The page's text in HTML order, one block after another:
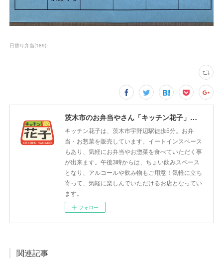
日替り弁当(189)
茨木市のお弁当やさん「キッチン花子」ちょい飲みスペース「サウス」
キッチン花子は、茨木市宇野辺駅徒歩5分。お弁
当・お惣菜を販売しています。イートインスペース
もあり、気軽にお弁当やお惣菜を食べていただく事
が出来ます。午後3時からは、ちょい飲みスペース
となり、アルコールや飲み物もご用意！気軽に立ち
寄って、気軽に楽しんでいただけるお店となってい
ます。
フォロー
関連記事